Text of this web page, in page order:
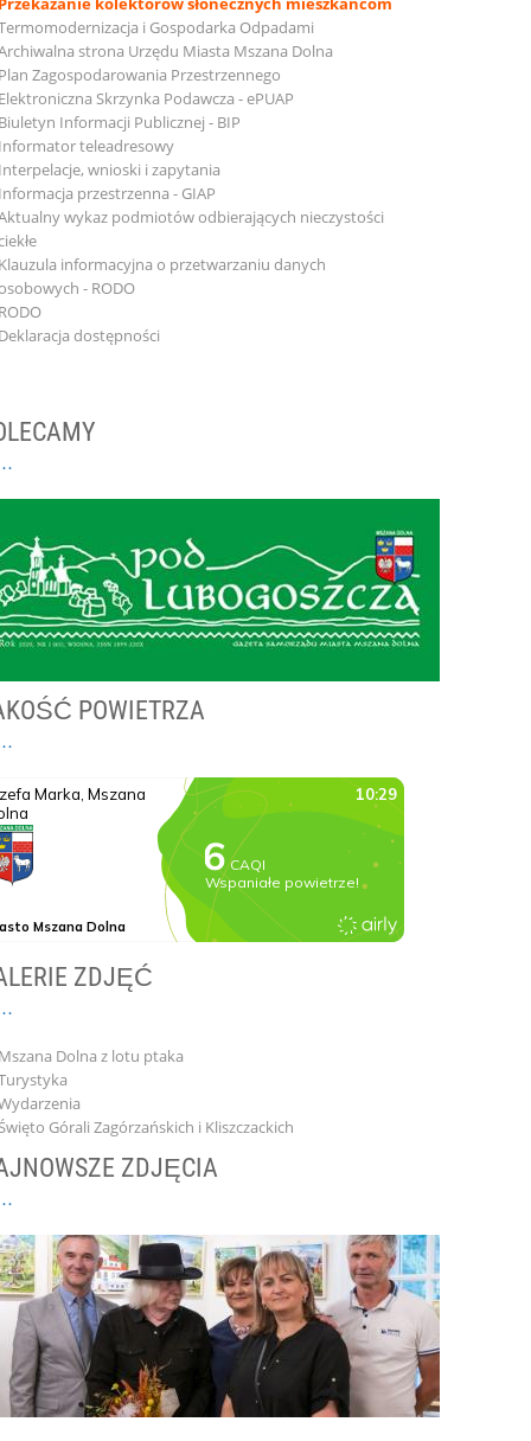
i Gospodarka Odpadami
strona Urzędu Miasta Mszana Dolna
Zagospodarowania Przestrzennego
Skrzynka Podawcza - ePUAP
Informacji Publicznej - BIP
teleadresowy
wnioski i zapytania
przestrzenna - GIAP
wykaz podmiotów odbierających nieczystości
informacyjna o przetwarzaniu danych
- RODO
dostępności
POWIETRZA
ZDJĘĆ
Dolna z lotu ptaka
Górali Zagórzańskich i Kliszczackich
ZDJĘCIA